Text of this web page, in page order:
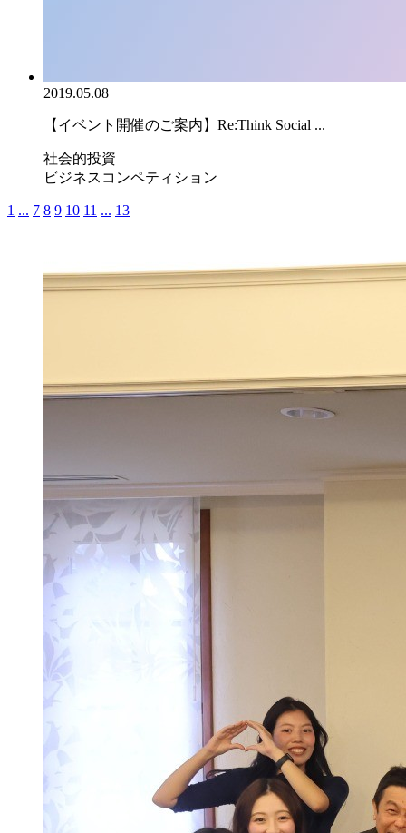
2019.05.08
【イベント開催のご案内】Re:Think Social ...
社会的投資
ビジネスコンペティション
1 ... 7 8 9 10 11 ... 13